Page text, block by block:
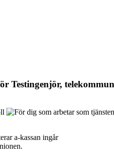
Testingenjör,
a-kassan ingår